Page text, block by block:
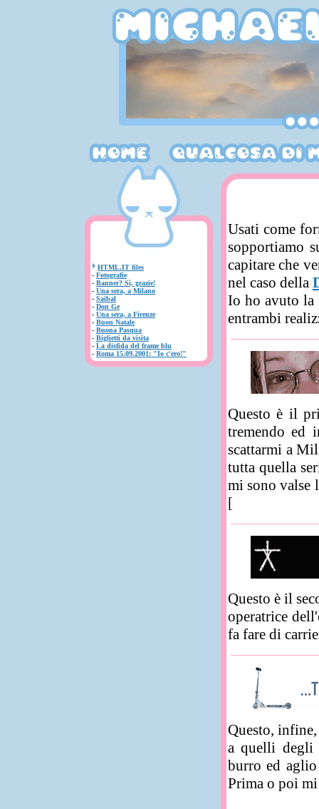
HTML.IT files
- Fotografie
- Banner? Sì, grazie!
- Una sera, a Milano
- Saibal
- Don Ge
- Una sera, a Firenze
- Buon Natale
- Buona Pasqua
- Biglietti da visita
- La disfida del frame blu
- Roma 15.09.2001: "Io c'ero!"
Usati come
sopportiamo
capitare che
nel caso della
Io ho avuto la
entrambi
Questo è il
tremendo ed
scattarmi a
tutta quella
mi sono valse
[
Questo è il
operatrice
fa fare di
Questo,
a quelli
burro ed
Prima o poi